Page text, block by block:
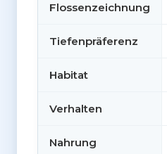
Flossenzeichnung
Tiefenpräferenz
Habitat
Verhalten
Nahrung